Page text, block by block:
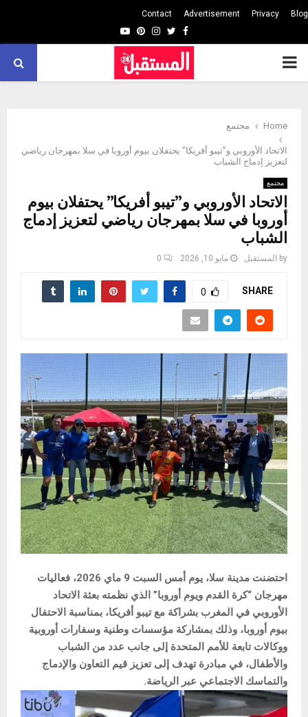
Blog
Privacy
Advertisement
Contact
Facebook
Twitter
Instagram
Pinterest
Youtube
PRIMARY
Home مجتمع
الاتحاد الأوروبي و”تيبو أفريكا” يحتفلان بيوم أوروبا في سلا بمهرجان رياضي
لتعزيز إدماج الشباب
مجتمع
الاتحاد الأوروبي و”تيبو أفريكا” يحتفلان بيوم
أوروبا في سلا بمهرجان رياضي لتعزيز إدماج
الشباب
by المستقبل مايو 10, 2026 0
SHARE
0
احتضنت مدينة سلا، يوم أمس السبت 9 ماي 2026، فعاليات
مهرجان “كرة القدم ويوم أوروبا” الذي نظمته بعثة الاتحاد
الأوروبي في المغرب بشراكة مع تيبو أفريكا، بمناسبة الاحتفال
بيوم أوروبا، وذلك بمشاركة مؤسسات وطنية وسفارات أوروبية
ووكالات تابعة للأمم المتحدة إلى جانب عدد من الشباب
والأطفال، في مبادرة تهدف إلى تعزيز قيم التعاون والإدماج
والتماسك الاجتماعي عبر الرياضة.